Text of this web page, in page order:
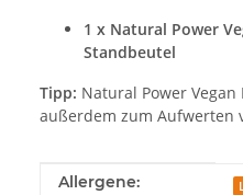
1 x Natural Power
Standbeutel
Tipp: Natural Power
außerdem zum Aufwerten
Produkteigenschaft
Wert
Allergene: